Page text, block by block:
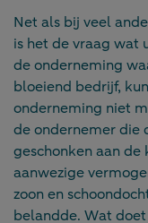
Net als bij veel
is het de vraag wat
de onderneming
bloeiend bedrijf,
onderneming niet
de ondernemer die
geschonken aan
aanwezige
zoon en
belandde. Wat